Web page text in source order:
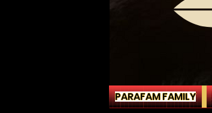
PARAFAM FAMILY